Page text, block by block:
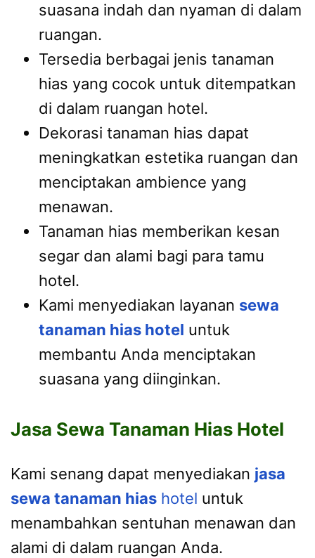
suasana indah dan nyaman di dalam
ruangan.
Tersedia berbagai jenis tanaman
hias yang cocok untuk ditempatkan
di dalam ruangan hotel.
Dekorasi tanaman hias dapat
meningkatkan estetika ruangan dan
menciptakan ambience yang
menawan.
Tanaman hias memberikan kesan
segar dan alami bagi para tamu
hotel.
Kami menyediakan layanan sewa
tanaman hias hotel untuk
membantu Anda menciptakan
suasana yang diinginkan.
Jasa Sewa Tanaman Hias Hotel
Kami senang dapat menyediakan jasa
sewa tanaman hias hotel untuk
menambahkan sentuhan menawan dan
alami di dalam ruangan Anda.